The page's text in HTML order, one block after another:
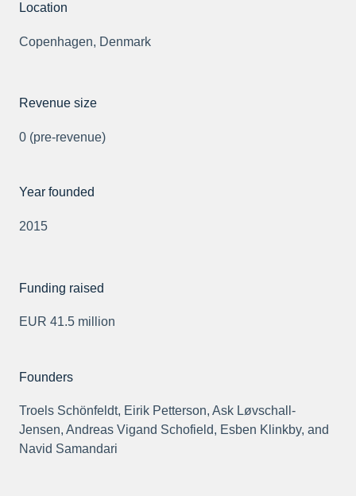
Location
Copenhagen, Denmark
Revenue size
0 (pre-revenue)
Year founded
2015
Funding raised
EUR 41.5 million
Founders
Troels Schönfeldt, Eirik Petterson, Ask Løvschall-
Jensen, Andreas Vigand Schofield, Esben Klinkby, and
Navid Samandari